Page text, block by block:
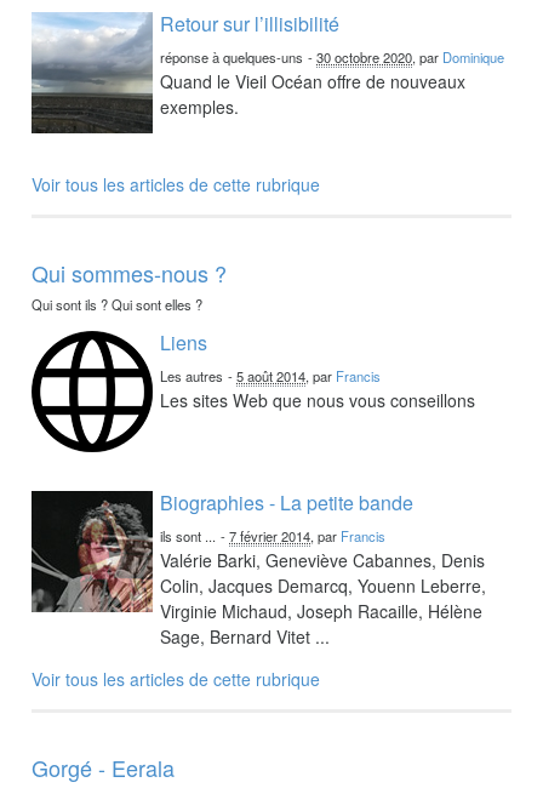
Retour sur l’illisibilité
réponse à quelques-uns -30 octobre 2020, par Dominique
Quand le Vieil Océan offre de nouveaux
exemples.
Voir tous les articles de cette rubrique
Qui sommes-nous ?
Qui sont ils ? Qui sont elles ?
Liens
Les autres -5 août 2014, par Francis
Les sites Web que nous vous conseillons
Biographies - La petite bande
ils sont ... -7 février 2014, par Francis
Valérie Barki, Geneviève Cabannes, Denis
Colin, Jacques Demarcq, Youenn Leberre,
Virginie Michaud, Joseph Racaille, Hélène
Sage, Bernard Vitet ...
Voir tous les articles de cette rubrique
Gorgé - Eerala